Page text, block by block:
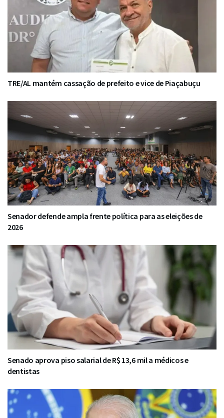
TRE/AL mantém cassação de prefeito e vice de Piaçabuçu
Senador defende ampla frente política para as eleições de
2026
Senado aprova piso salarial de R$ 13,6 mil a médicos e
dentistas